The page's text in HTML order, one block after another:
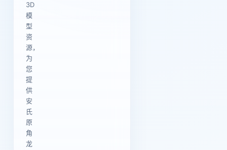
3D
模
型
资
源，
为
您
提
供
安
氏
原
角
龙